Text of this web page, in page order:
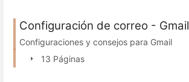
Configuración de correo - Gmail
Configuraciones y consejos para Gmail
13 Páginas